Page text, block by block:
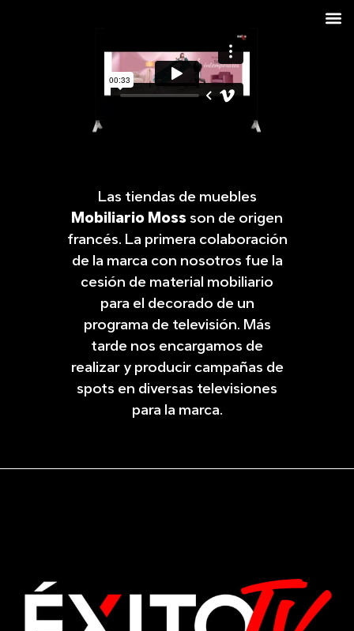
Las tiendas de muebles
Mobiliario Moss son de origen
francés. La primera colaboración
de la marca con nosotros fue la
cesión de material mobiliario
para el decorado de un
programa de televisión. Más
tarde nos encargamos de
realizar y producir campañas de
spots en diversas televisiones
para la marca.